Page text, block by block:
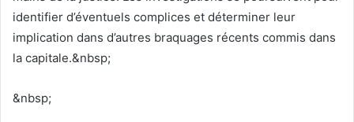
identifier d’éventuels complices et déterminer leur
implication dans d’autres braquages récents commis dans
la capitale.&nbsp;
&nbsp;